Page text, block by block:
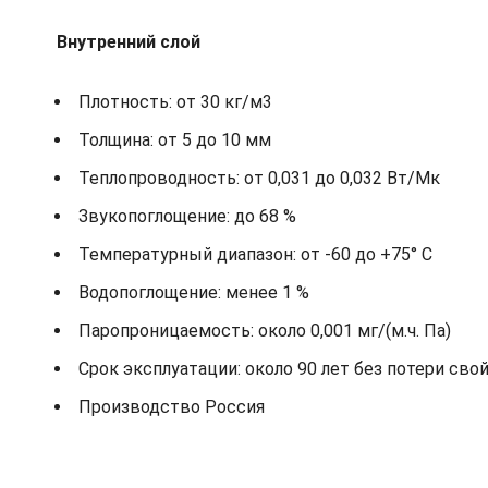
Внутренний слой
Плотность: от 30 кг/м3
Толщина: от 5 до 10 мм
Теплопроводность: от 0,031 до 0,032 Вт/Мк
Звукопоглощение: до 68 %
Температурный диапазон: от -60 до +75° С
Водопоглощение: менее 1 %
Паропроницаемость: около 0,001 мг/(м.ч. Па)
Срок эксплуатации: около 90 лет без потери
Производство Россия